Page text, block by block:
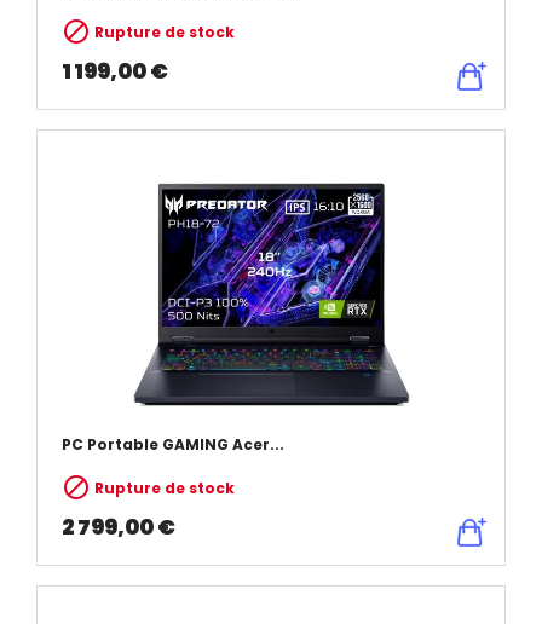
 Rupture de stock
1 199,00 €
PC Portable GAMING Acer...
 Rupture de stock
2 799,00 €